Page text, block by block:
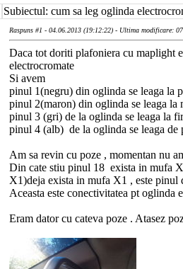
Subiectul: cum sa leg oglinda
Raspuns #1 - 04.06.2013 (19:12:22) - Ultima modificare:
Daca tot doriti plafoniera cu maplight
electrocromate
Si avem
pinul 1(negru) din oglinda se leaga la
pinul 2(maron) din oglinda se leaga la
pinul 3 (gri) de la oglinda se leaga la
pinul 4 (alb) de la oglinda se leaga
Am sa revin cu poze , momentan nu
Din cate stiu pinul 18 exista in mufa
X1)deja exista in mufa X1 , este pinul
Aceasta este conectivitatea pt oglinda
Eram dator cu cateva poze . Atasez